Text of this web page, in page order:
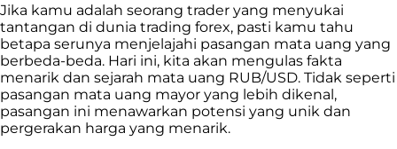
Jika kamu adalah seorang trader yang menyukai
tantangan di dunia trading forex, pasti kamu tahu
betapa serunya menjelajahi pasangan mata uang yang
berbeda-beda. Hari ini, kita akan mengulas fakta
menarik dan sejarah mata uang RUB/USD. Tidak seperti
pasangan mata uang mayor yang lebih dikenal,
pasangan ini menawarkan potensi yang unik dan
pergerakan harga yang menarik.